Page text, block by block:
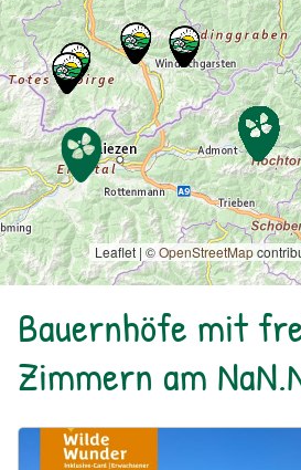
Leaflet | ©OpenStreetMap
Bauernhöfe mit
Zimmern am
Urlaub am Bauernhof: Bio